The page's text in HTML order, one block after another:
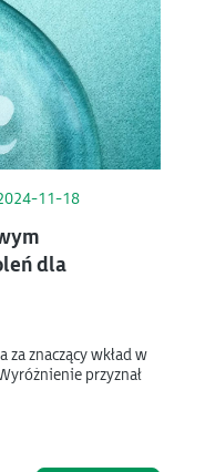
11-18
dla
za znaczący wkład w
przyznał